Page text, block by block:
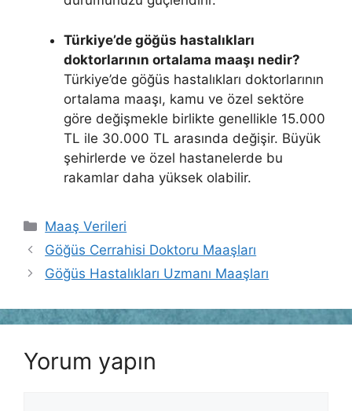
Türkiye’de göğüs hastalıkları
doktorlarının ortalama maaşı nedir?
Türkiye’de göğüs hastalıkları doktorlarının
ortalama maaşı, kamu ve özel sektöre
göre değişmekle birlikte genellikle 15.000
TL ile 30.000 TL arasında değişir. Büyük
şehirlerde ve özel hastanelerde bu
rakamlar daha yüksek olabilir.
Kategoriler
Maaş Verileri
Göğüs Cerrahisi Doktoru Maaşları
Göğüs Hastalıkları Uzmanı Maaşları
Yorum yapın